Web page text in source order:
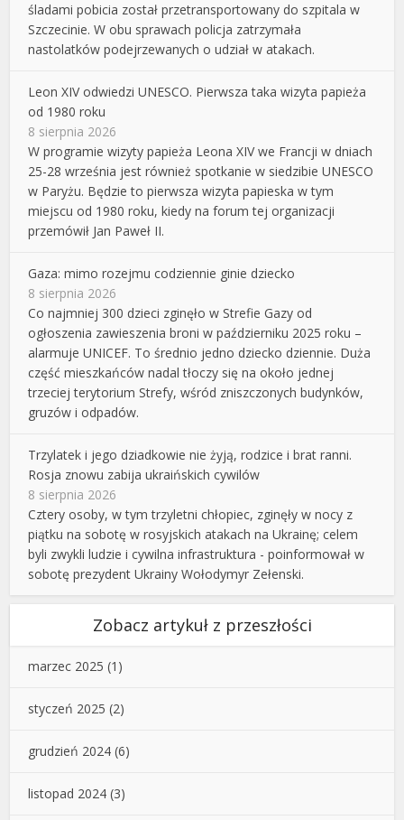
śladami pobicia został przetransportowany do szpitala w
Szczecinie. W obu sprawach policja zatrzymała
nastolatków podejrzewanych o udział w atakach.
Leon XIV odwiedzi UNESCO. Pierwsza taka wizyta papieża
od 1980 roku
8 sierpnia 2026
W programie wizyty papieża Leona XIV we Francji w dniach
25-28 września jest również spotkanie w siedzibie UNESCO
w Paryżu. Będzie to pierwsza wizyta papieska w tym
miejscu od 1980 roku, kiedy na forum tej organizacji
przemówił Jan Paweł II.
Gaza: mimo rozejmu codziennie ginie dziecko
8 sierpnia 2026
Co najmniej 300 dzieci zginęło w Strefie Gazy od
ogłoszenia zawieszenia broni w październiku 2025 roku –
alarmuje UNICEF. To średnio jedno dziecko dziennie. Duża
część mieszkańców nadal tłoczy się na około jednej
trzeciej terytorium Strefy, wśród zniszczonych budynków,
gruzów i odpadów.
Trzylatek i jego dziadkowie nie żyją, rodzice i brat ranni.
Rosja znowu zabija ukraińskich cywilów
8 sierpnia 2026
Cztery osoby, w tym trzyletni chłopiec, zginęły w nocy z
piątku na sobotę w rosyjskich atakach na Ukrainę; celem
byli zwykli ludzie i cywilna infrastruktura - poinformował w
sobotę prezydent Ukrainy Wołodymyr Zełenski.
Zobacz artykuł z przeszłości
marzec 2025 (1)
styczeń 2025 (2)
grudzień 2024 (6)
listopad 2024 (3)